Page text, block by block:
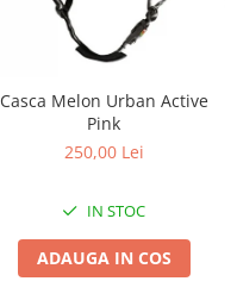
Casca Melon Urban Active
Pink
250,00 Lei
IN STOC
ADAUGA IN COS